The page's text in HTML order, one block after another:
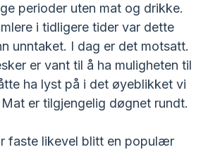
perioder uten mat og drikke.
i tidligere tider var dette
unntaket. I dag er det motsatt.
er vant til å ha muligheten til
ha lyst på i det øyeblikket vi
er tilgjengelig døgnet rundt.
faste likevel blitt en populær